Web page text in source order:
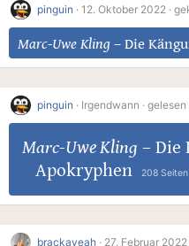
pinguin · 12. Oktober 2022 ·
Marc-Uwe Kling – Die
pinguin · Irgendwann · gelesen
Marc-Uwe Kling – Die
Apokryphen
208 Seiten
brackayeah · 27. Februar 2022